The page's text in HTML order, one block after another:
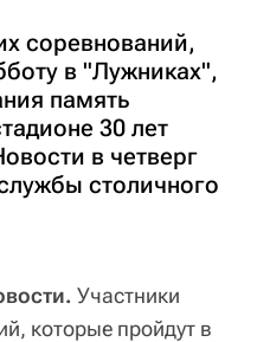
соревнований,
в "Лужниках",
память
30 лет
в четверг
столичного
Участники
которые пройдут в